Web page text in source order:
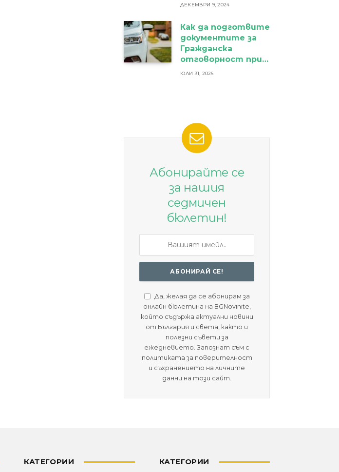
ДЕКЕМВРИ 9, 2024
Как да подготвите
документите за
Гражданска
отговорност при
фирмен
ЮЛИ 31, 2026
Абонирайте се
за нашия
седмичен
бюлетин!
Да, желая да се абонирам за
онлайн бюлетина на BGNovinite,
който съдържа актуални новини
от България и света, както и
полезни съвети за
ежедневието. Запознат съм с
политиката за поверителност
и съхранението на личните
данни на този сайт.
КАТЕГОРИИ КАТЕГОРИИ